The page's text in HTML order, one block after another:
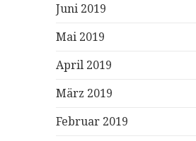
Juni 2019
Mai 2019
April 2019
März 2019
Februar 2019